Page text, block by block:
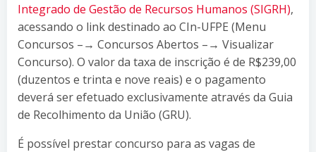
Integrado de Gestão de Recursos Humanos (SIGRH),
acessando o link destinado ao CIn-UFPE (Menu
Concursos –→ Concursos Abertos –→ Visualizar
Concurso). O valor da taxa de inscrição é de R$239,00
(duzentos e trinta e nove reais) e o pagamento
deverá ser efetuado exclusivamente através da Guia
de Recolhimento da União (GRU).
É possível prestar concurso para as vagas de